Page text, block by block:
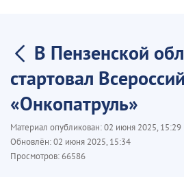
В Пензенской
стартовал
«Онкопатруль»
Материал опубликован:02 июня 2025, 15:29
Обновлён:02 июня 2025, 15:34
Просмотров:66586